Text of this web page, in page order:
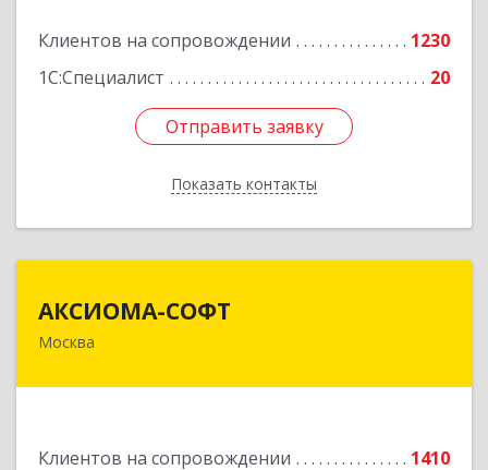
Клиентов на сопровождении
1230
1С:Специалист
20
Отправить заявку
Показать контакты
Отправить заявку
Назад
АКСИОМА-СОФТ
Москва
Клиентов на сопровождении
1410
105066, Москва г, вн.тер.г. муниципальный
Подробнее